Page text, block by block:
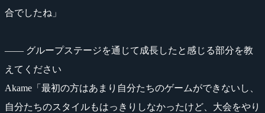
合でしたね」
―― グループステージを通じて成長したと感じる部分を教
えてください
Akame「最初の方はあまり自分たちのゲームができないし、
自分たちのスタイルもはっきりしなかったけど、大会をやり